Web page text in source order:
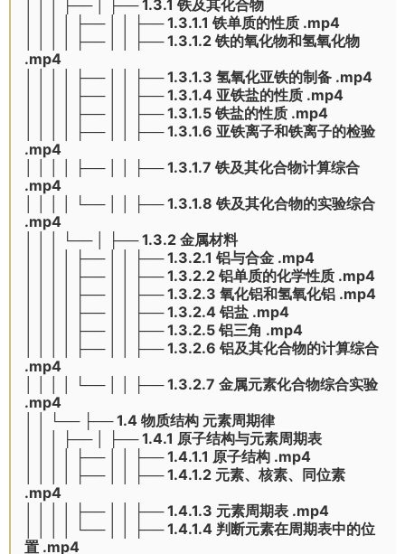
│ │ │ ├── │ ├── 1.3.1 铁及其化合物
│ │ │ │ ├── │ │ ├── 1.3.1.1 铁单质的性质 .mp4
│ │ │ │ ├── │ │ ├── 1.3.1.2 铁的氧化物和氢氧化物
.mp4
│ │ │ │ ├── │ │ ├── 1.3.1.3 氢氧化亚铁的制备 .mp4
│ │ │ │ ├── │ │ ├── 1.3.1.4 亚铁盐的性质 .mp4
│ │ │ │ ├── │ │ ├── 1.3.1.5 铁盐的性质 .mp4
│ │ │ │ ├── │ │ ├── 1.3.1.6 亚铁离子和铁离子的检验
.mp4
│ │ │ │ ├── │ │ ├── 1.3.1.7 铁及其化合物计算综合
.mp4
│ │ │ │ └── │ │ ├── 1.3.1.8 铁及其化合物的实验综合
.mp4
│ │ │ └── │ ├── 1.3.2 金属材料
│ │ │ │ ├── │ │ ├── 1.3.2.1 铝与合金 .mp4
│ │ │ │ ├── │ │ ├── 1.3.2.2 铝单质的化学性质 .mp4
│ │ │ │ ├── │ │ ├── 1.3.2.3 氧化铝和氢氧化铝 .mp4
│ │ │ │ ├── │ │ ├── 1.3.2.4 铝盐 .mp4
│ │ │ │ ├── │ │ ├── 1.3.2.5 铝三角 .mp4
│ │ │ │ ├── │ │ ├── 1.3.2.6 铝及其化合物的计算综合
.mp4
│ │ │ │ └── │ │ ├── 1.3.2.7 金属元素化合物综合实验
.mp4
│ │ └── ├── 1.4 物质结构 元素周期律
│ │ │ ├── │ ├── 1.4.1 原子结构与元素周期表
│ │ │ │ ├── │ │ ├── 1.4.1.1 原子结构 .mp4
│ │ │ │ ├── │ │ ├── 1.4.1.2 元素、核素、同位素
.mp4
│ │ │ │ ├── │ │ ├── 1.4.1.3 元素周期表 .mp4
│ │ │ │ └── │ │ ├── 1.4.1.4 判断元素在周期表中的位
置 .mp4